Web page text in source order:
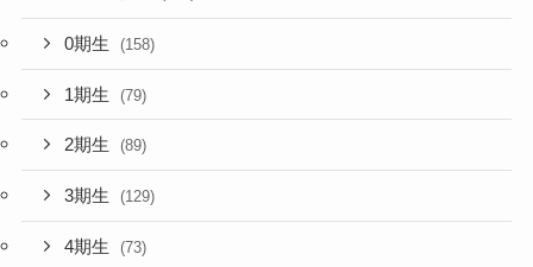
0期生 (158)
1期生 (79)
2期生 (89)
3期生 (129)
4期生 (73)